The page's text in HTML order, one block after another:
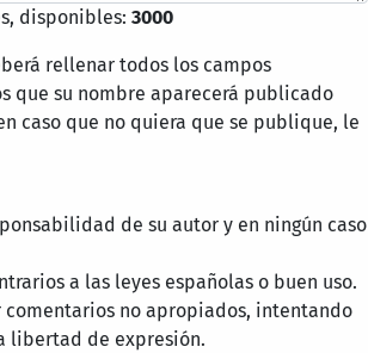
disponibles:3000
rellenar todos los campos
que su nombre aparecerá publicado
caso que no quiera que se publique, le
de su autor y en ningún caso
a las leyes españolas o buen uso.
no apropiados, intentando
libertad de expresión.